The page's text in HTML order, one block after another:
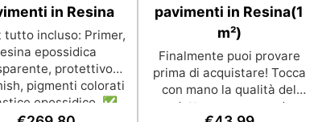
in Resina
tutto incluso: Primer,
epossidica
protettivo
pigmenti colorati
epossidico. ✅
pavimenti in Resina(1
m²)
Finalmente puoi provare
prima di acquistare! Tocca
con mano la qualità del
prodotto, senza spendere